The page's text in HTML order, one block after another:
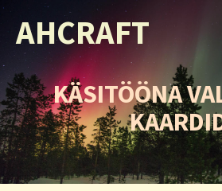
AHCRAFT
KÄSITÖÖNA